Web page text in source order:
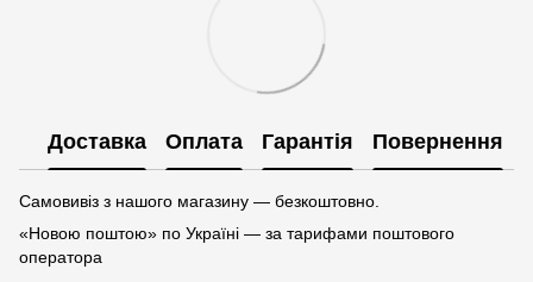
Доставка Оплата Гарантія Повернення
Самовивіз з нашого магазину — безкоштовно.
«Новою поштою» по Україні — за тарифами поштового
оператора